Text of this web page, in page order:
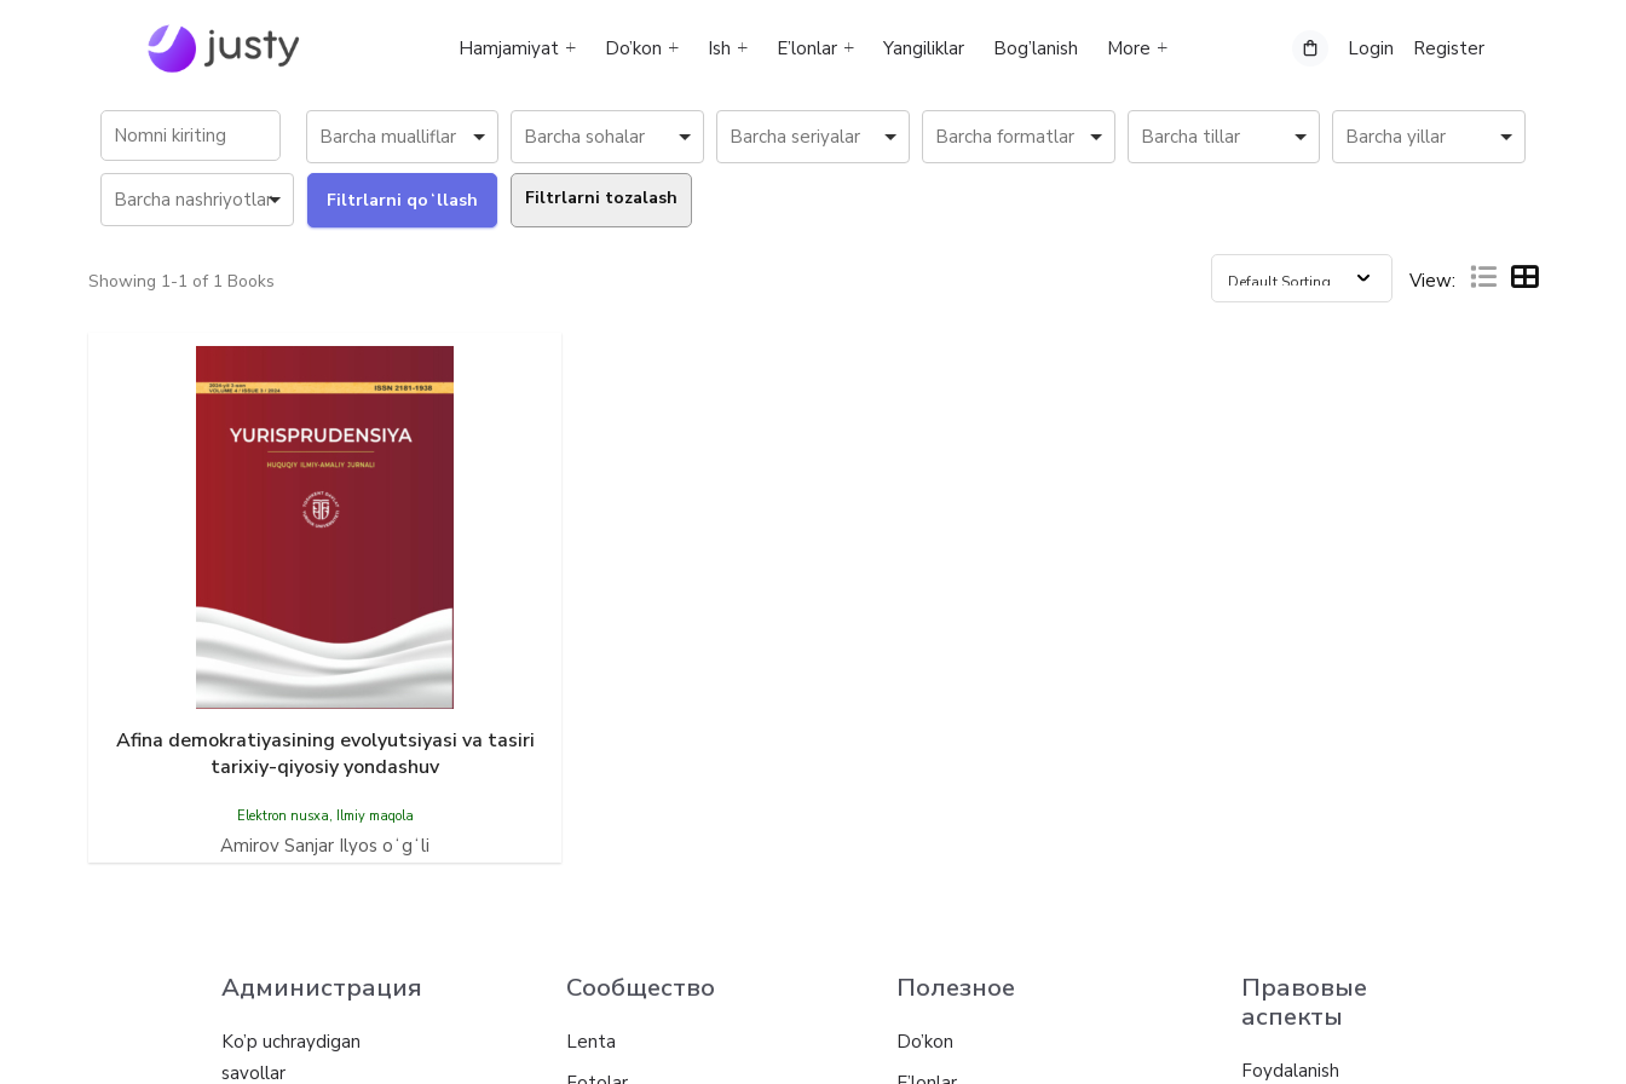
Hamjamiyat Do’kon Ish E’lonlar Yangiliklar Bog’lanish More Login Register
Filtrlarni tozalash
Showing 1-1 of 1 Books View:
Afina demokratiyasining evolyutsiyasi va tasiri
tarixiy-qiyosiy yondashuv
Elektron nusxa, Ilmiy maqola
Amirov Sanjar Ilyos oʻgʻli
Администрация
Ko’p uchraydigan
savollar
Сообщество
Lenta
Полезное
Do’kon
Правовые
аспекты
Foydalanish